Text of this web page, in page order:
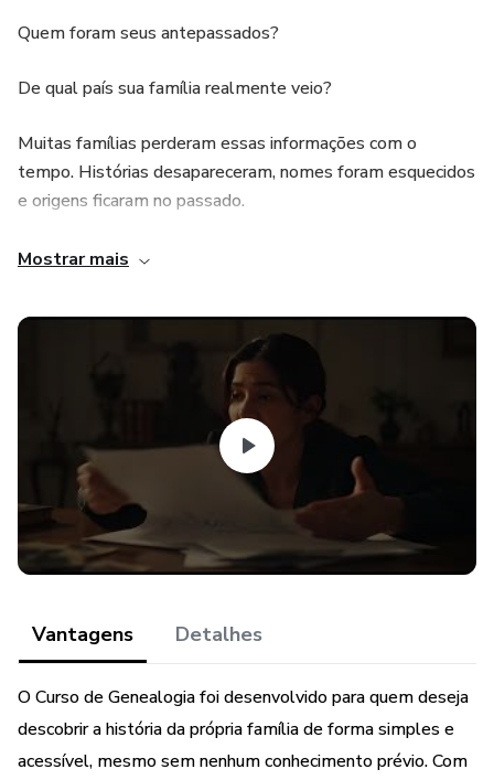
Quem foram seus antepassados?
De qual país sua família realmente veio?
Muitas famílias perderam essas informações com o
tempo. Histórias desapareceram, nomes foram esquecidos
e origens ficaram no passado.
Mas você ainda pode descobrir tudo isso.
Com este guia completo, você vai aprender de forma
simples como pesquisar a origem do seu sobrenome,
encontrar registros antigos da sua família e montar sua
própria árvore familiar — mesmo começando do zero.
Imagine descobrir:
• O verdadeiro significado do seu sobrenome
• De qual país sua família veio
• Possíveis parentes distantes e curiosidades do seu
sobrenome
Mostrar mais
Vantagens Detalhes
O Curso de Genealogia foi desenvolvido para quem deseja
descobrir a história da própria família de forma simples e
acessível, mesmo sem nenhum conhecimento prévio. Com